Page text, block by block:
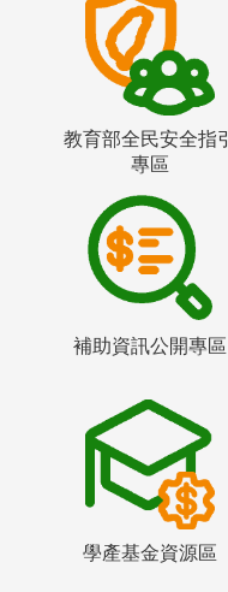
教育部全民安全指引
專區
補助資訊公開專區
學產基金資源區